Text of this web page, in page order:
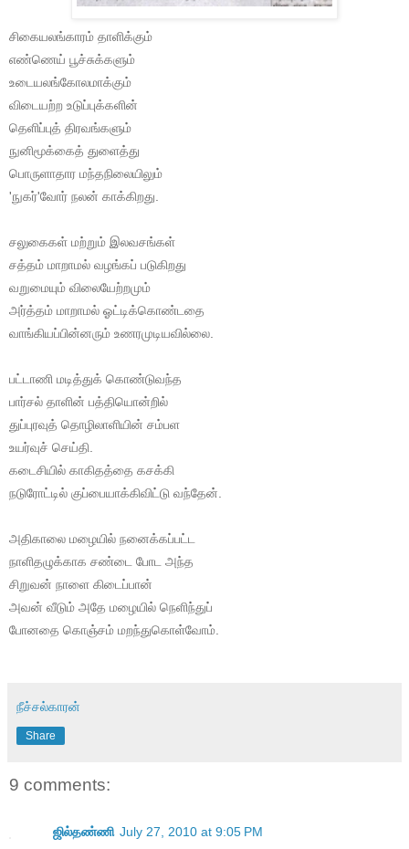
சிகையலங்காரம் தாளிக்கும்
எண்ணெய் பூச்சுக்களும்
உடையலங்கோலமாக்கும்
விடையற்ற உடுப்புக்களின்
தெளிப்புத் திரவங்களும்
நுனிமூக்கைத் துளைத்து
பொருளாதார மந்தநிலையிலும்
'நுகர்'வோர் நலன் காக்கிறது.
சலுகைகள் மற்றும் இலவசங்கள்
சத்தம் மாறாமல் வழங்கப் படுகிறது
வறுமையும் விலையேற்றமும்
அர்த்தம் மாறாமல் ஓட்டிக்கொண்டதை
வாங்கியப்பின்னரும் உணரமுடியவில்லை.
பட்டாணி மடித்துக் கொண்டுவந்த
பார்சல் தாளின் பத்தியொன்றில்
துப்புரவுத் தொழிலாளியின் சம்பள
உயர்வுச் செய்தி.
கடைசியில் காகிதத்தை கசக்கி
நடுரோட்டில் குப்பையாக்கிவிட்டு வந்தேன்.
அதிகாலை மழையில் நனைக்கப்பட்ட
நாளிதழுக்காக சண்டை போட அந்த
சிறுவன் நாளை கிடைப்பான்
அவன் வீடும் அதே மழையில் நெளிந்துப்
போனதை கொஞ்சம் மறந்துகொள்வோம்.
நீச்சல்காரன்
Share
9 comments:
ஜில்தண்ணி July 27, 2010 at 9:05 PM